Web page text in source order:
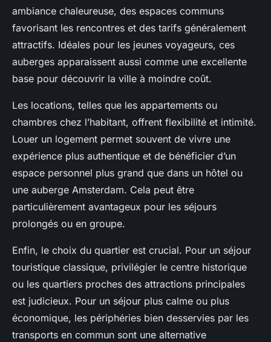
ambiance chaleureuse, des espaces communs
favorisant les rencontres et des tarifs généralement
attractifs. Idéales pour les jeunes voyageurs, ces
auberges apparaissent aussi comme une excellente
base pour découvrir la ville à moindre coût.
Les locations, telles que les appartements ou
chambres chez l’habitant, offrent flexibilité et intimité.
Louer un logement permet souvent de vivre une
expérience plus authentique et de bénéficier d’un
espace personnel plus grand que dans un hôtel ou
une auberge Amsterdam. Cela peut être
particulièrement avantageux pour les séjours
prolongés ou en groupe.
Enfin, le choix du quartier est crucial. Pour un séjour
touristique classique, privilégier le centre historique
ou les quartiers proches des attractions principales
est judicieux. Pour un séjour plus calme ou plus
économique, les périphéries bien desservies par les
transports en commun sont une alternative